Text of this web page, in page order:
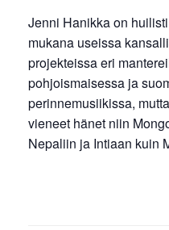
Jenni Hanikka on
mukana useissa
projekteissa eri
pohjoismaisessa ja
perinnemusiikissa,
vieneet hänet niin
Nepaliin ja Intiaan kuin